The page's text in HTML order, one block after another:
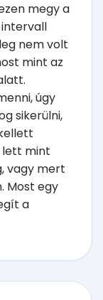
megy a
nem volt
mint az
úgy
sikerülni,
lett mint
vagy mert
Most egy
a